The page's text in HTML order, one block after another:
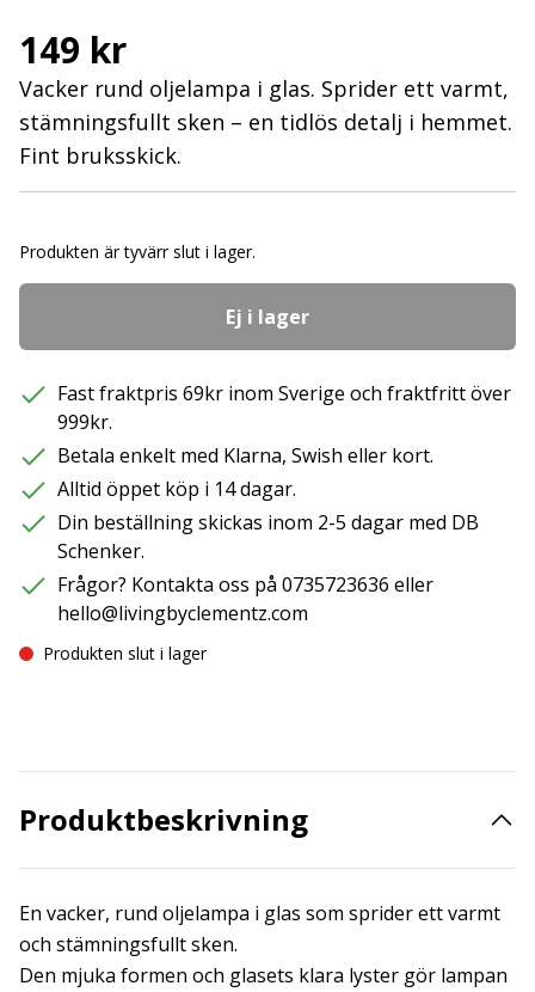
149 kr
Vacker rund oljelampa i glas. Sprider ett varmt,
stämningsfullt sken – en tidlös detalj i hemmet.
Fint bruksskick.
Produkten är tyvärr slut i lager.
Ej i lager
Fast fraktpris 69kr inom Sverige och fraktfritt över
999kr.
Betala enkelt med Klarna, Swish eller kort.
Alltid öppet köp i 14 dagar.
Din beställning skickas inom 2-5 dagar med DB
Schenker.
Frågor? Kontakta oss på 0735723636 eller
hello@livingbyclementz.com
Produkten slut i lager
Produktbeskrivning
En vacker, rund oljelampa i glas som sprider ett varmt
och stämningsfullt sken.
Den mjuka formen och glasets klara lyster gör lampan